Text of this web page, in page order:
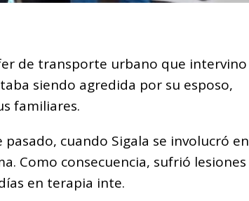
de transporte urbano que intervino
siendo agredida por su esposo,
familiares.
cuando Sigala se involucró en
Como consecuencia, sufrió lesiones
en terapia inte.